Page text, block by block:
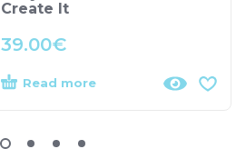
Create It
39.00€
Read more